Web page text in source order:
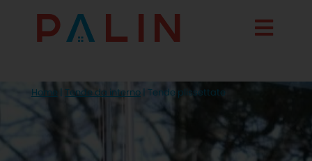
Home | Tende da interno | Tende plissettate